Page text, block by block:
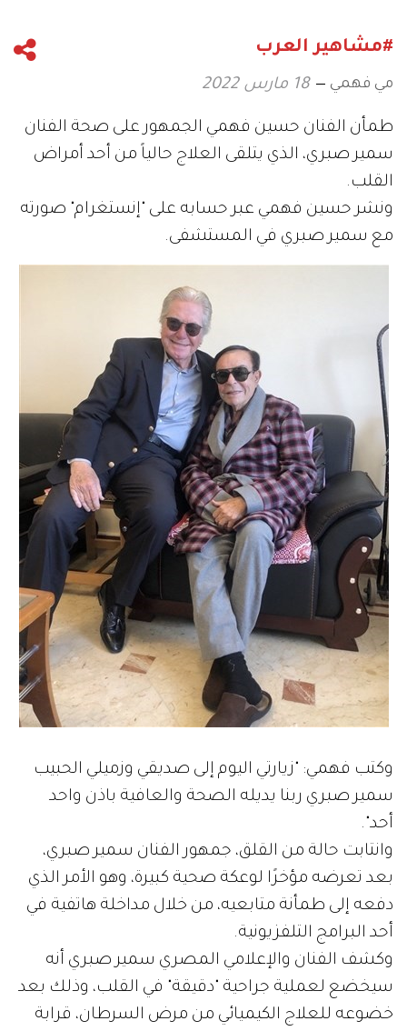
#مشاهير العرب
مي فهمي 18 مارس 2022
طمأن الفنان حسين فهمي الجمهور على صحة الفنان
سمير صبري، الذي يتلقى العلاج حالياً من أحد أمراض
القلب.
ونشر حسين فهمي عبر حسابه على "إنستغرام" صورته
مع سمير صبري في المستشفى.
وكتب فهمي: "زيارتي اليوم إلى صديقي وزميلي الحبيب
سمير صبري ربنا يديله الصحة والعافية باذن واحد
أحد".
وانتابت حالة من القلق، جمهور الفنان سمير صبري،
بعد تعرضه مؤخرًا لوعكة صحية كبيرة، وهو الأمر الذي
دفعه إلى طمأنة متابعيه، من خلال مداخلة هاتفية في
أحد البرامج التلفزيونية.
وكشف الفنان والإعلامي المصري سمير صبري أنه
سيخضع لعملية جراحية "دقيقة" في القلب، وذلك بعد
خضوعه للعلاج الكيميائي من مرض السرطان، قرابة